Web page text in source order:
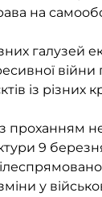
на
галузей
війни
із різних
проханням
9
у